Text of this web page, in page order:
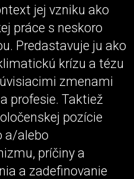
jej vzniku ako
práce s neskoro
Predastavuje ju ako
krízu a tézu
zmenami
profesie. Taktiež
pozície
a/alebo
príčiny a
a zadefinovanie